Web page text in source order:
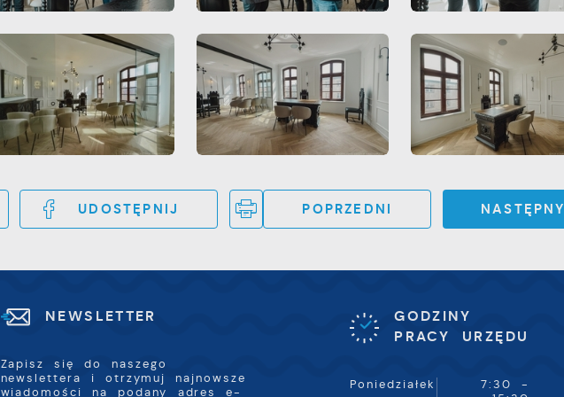
UDOSTĘPNIJ POPRZEDNI NASTĘPNY
NEWSLETTER
Zapisz się do naszego
newslettera i otrzymuj najnowsze
wiadomości na podany adres e-
GODZINY
PRACY URZĘDU
Poniedziałek
7:30 -
partnerów.
komunikatów na podstawie analizy Twoich upodobań oraz
Twoich zwyczajów dotyczących przeglądanej witryny
internetowej. Treści promocyjne mogą pojawić się na
stronach podmiotów trzecich lub firm będących naszymi
partnerami oraz innych dostawców usług. Firmy te działają
w charakterze pośredników prezentujących nasze treści w
postaci wiadomości, ofert, komunikatów mediów
społecznościowych.
Więcej